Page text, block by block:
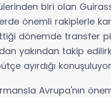
biri olan
önemli rakiplerle
dönemde transfer
yakından takip
ayırdığı
Avrupa'nın